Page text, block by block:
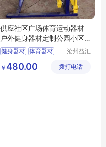
供应社区广场体育运动器材
户外健身器材定制公园小区
健身器械
健身器材 体育器材
健身器材批发
沧州益汇
有限公司
￥ 480.00 拨打电话